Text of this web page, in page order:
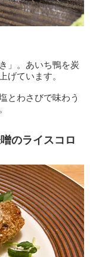
」。あいち鴨を炭
げています。
とわさびで味わう
のライスコロ